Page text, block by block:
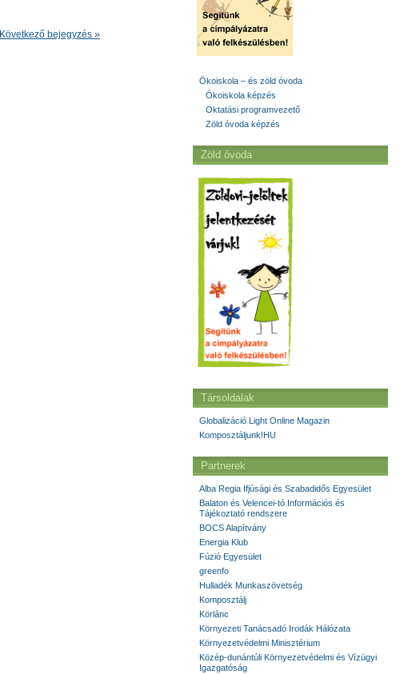
Következő bejegyzés »
Ökoiskola – és zöld óvoda
Ökoiskola képzés
Oktatási programvezető
Zöld óvoda képzés
Zöld óvoda
Társoldalak
Globalizáció Light Online Magazin
Komposztáljunk!HU
Partnerek
Alba Regia Ifjúsági és Szabadidős Egyesület
Balaton és Velencei-tó Információs és
Tájékoztató rendszere
BOCS Alapítvány
Energia Klub
Fúzió Egyesület
greenfo
Hulladék Munkaszövetség
Komposztálj
Körlánc
Környezeti Tanácsadó Irodák Hálózata
Környezetvédelmi Minisztérium
Közép-dunántúli Környezetvédelmi és Vízügyi
Igazgatóság